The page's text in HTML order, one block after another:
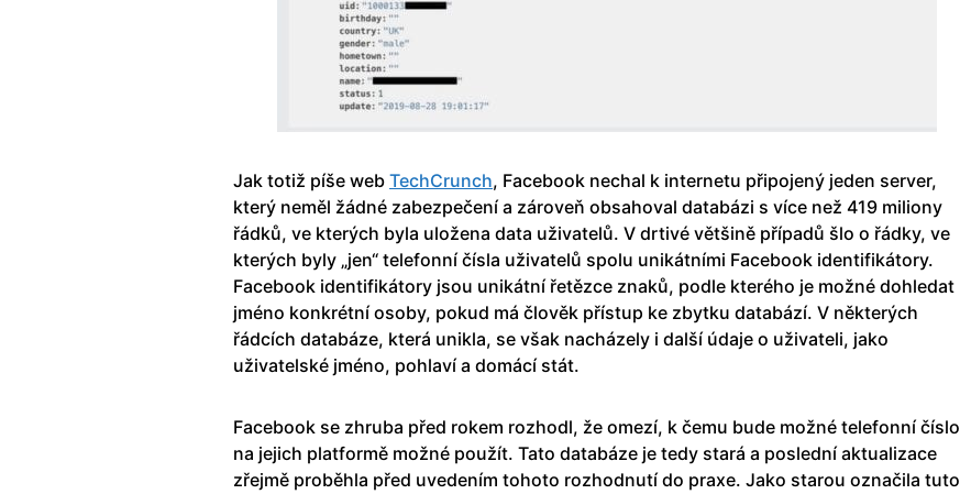
Jak totiž píše web TechCrunch, Facebook nechal k internetu připojený jeden server,
který neměl žádné zabezpečení a zároveň obsahoval databázi s více než 419 miliony
řádků, ve kterých byla uložena data uživatelů. V drtivé většině případů šlo o řádky, ve
kterých byly „jen“ telefonní čísla uživatelů spolu unikátními Facebook identifikátory.
Facebook identifikátory jsou unikátní řetězce znaků, podle kterého je možné dohledat
jméno konkrétní osoby, pokud má člověk přístup ke zbytku databází. V některých
řádcích databáze, která unikla, se však nacházely i další údaje o uživateli, jako
uživatelské jméno, pohlaví a domácí stát.
Facebook se zhruba před rokem rozhodl, že omezí, k čemu bude možné telefonní číslo
na jejich platformě možné použít. Tato databáze je tedy stará a poslední aktualizace
zřejmě proběhla před uvedením tohoto rozhodnutí do praxe. Jako starou označila tuto